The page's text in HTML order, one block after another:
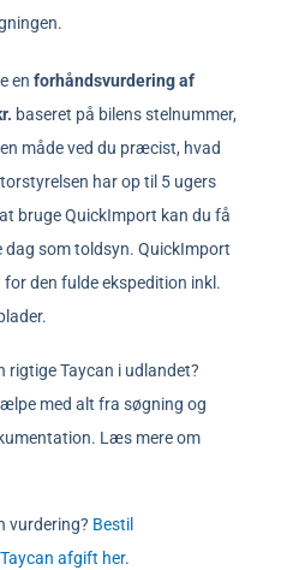
en forhåndsvurdering af
baseret på bilens stelnummer,
måde ved du præcist, hvad
har op til 5 ugers
bruge QuickImport kan du få
dag som toldsyn. QuickImport
den fulde ekspedition inkl.
rigtige Taycan i udlandet?
med alt fra søgning og
Læs mere om
vurdering? Bestil
afgift her.